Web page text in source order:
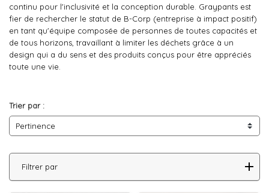
continu pour l'inclusivité et la conception durable. Graypants est
fier de rechercher le statut de B-Corp (entreprise à impact positif)
en tant qu'équipe composée de personnes de toutes capacités et
de tous horizons, travaillant à limiter les déchets grâce à un
design qui a du sens et des produits conçus pour être appréciés
toute une vie.
Trier par :
Pertinence
Filtrer par